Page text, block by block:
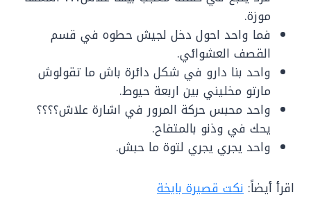
موزة.
فما واحد احول دخل لجيش حطوه في قسم
القصف العشوائي.
واحد بنا دارو في شكل دائرة باش ما تقولوش
مارتو مخليني بين اربعة حيوط.
واحد محبس حركة المرور في اشارة علاش؟؟؟؟
يحك في وذنو بالمتفاح.
واحد يجري يجري لتوة ما حبش.
اقرأ أيضاً: نكت قصيرة بايخة